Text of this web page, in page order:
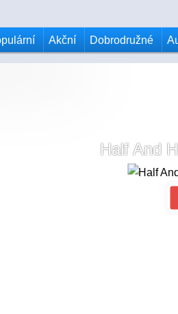
Akční Dobrodružné
Half And